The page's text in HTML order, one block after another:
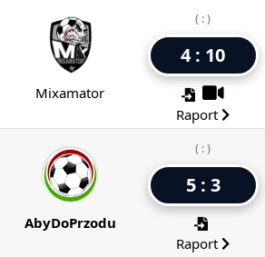
Mixamator
( : )
4 : 10
Raport
AbyDoPrzodu
( : )
5 : 3
Raport